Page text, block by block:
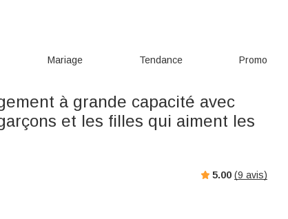
Mariage Tendance Promo
à grande capacité avec
et les filles qui aiment les
5.00 (9 avis)